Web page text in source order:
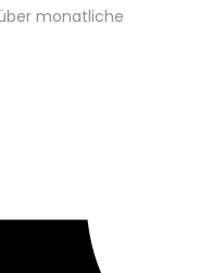
monatliche